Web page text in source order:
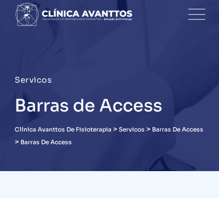
Servicos
Barras de Access
Clínica Avanttos De Fisioterapia > Servicos > Barras De Access
> Barras De Access